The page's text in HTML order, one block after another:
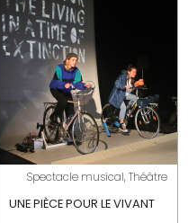
Spectacle musical, Théâtre
UNE PIÈCE POUR LE VIVANT